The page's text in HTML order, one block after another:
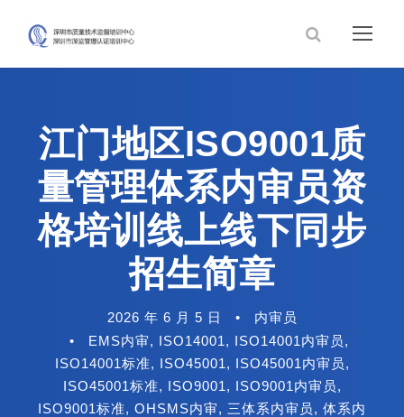
江门地区ISO9001质
量管理体系内审员资
格培训线上线下同步
招生简章
2026 年 6 月 5 日 •
内审员
•
EMS内审, ISO14001, ISO14001内审员,
ISO14001标准, ISO45001, ISO45001内审员,
ISO45001标准, ISO9001, ISO9001内审员,
ISO9001标准, OHSMS内审, 三体系内审员, 体系内